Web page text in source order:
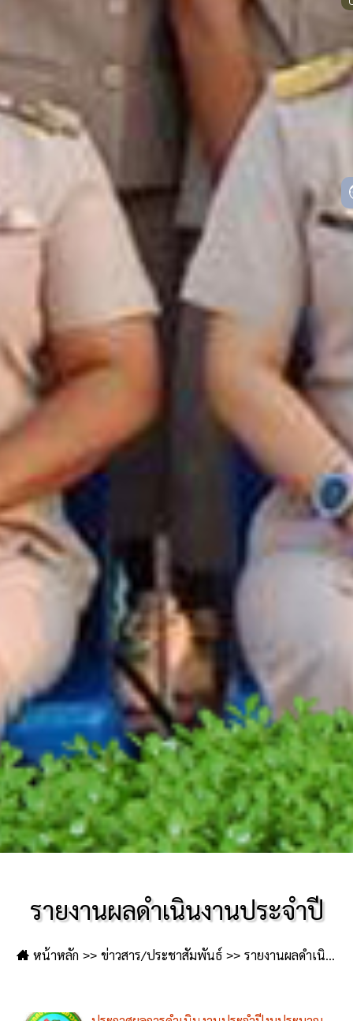
รายงานผลดำเนินงานประจำปี
หน้าหลัก ข่าวสาร/ประชาสัมพันธ์ รายงานผลดำเนินงานประจำปี